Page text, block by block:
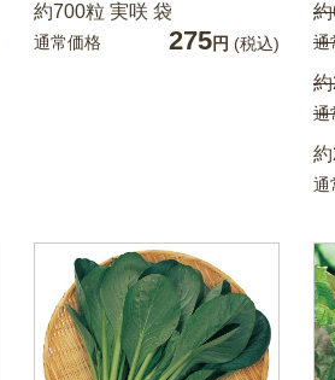
約700粒 実咲 袋
通常価格 275円 (税込) 通
通
通